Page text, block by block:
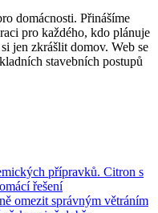
domácnosti. Přinášíme
pro každého, kdo plánuje
jen zkrášlit domov. Web se
stavebních postupů
přípravků. Citron s
řešení
omezit správným větráním